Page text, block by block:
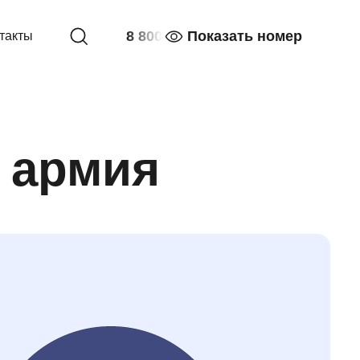
8 800 Показать номер
армия